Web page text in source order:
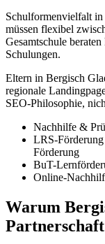
Schulformenvielfalt in
müssen flexibel
Gesamtschule
Schulungen.
Eltern in Bergisch
regionale
SEO-Philosophie,
Nachhilfe &
LRS-
Förderung
BuT-
Online-
Warum